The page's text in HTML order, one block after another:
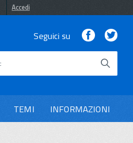
Accedi
Seguici su Facebook
TEMI INFORMAZIONI